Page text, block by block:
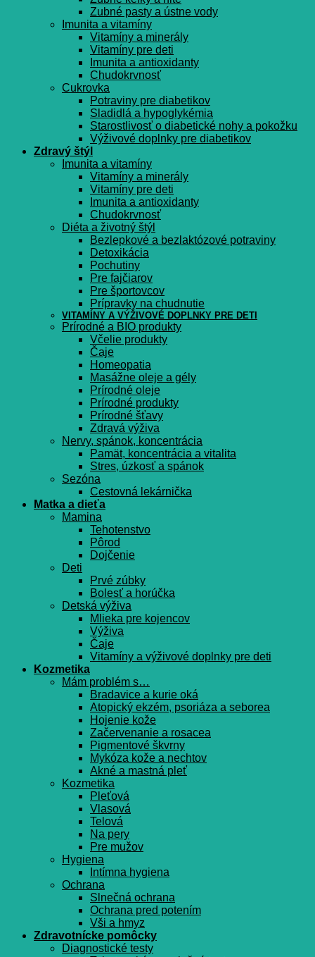
Zubné pasty a ústne vody
Imunita a vitamíny
Vitamíny a minerály
Vitamíny pre deti
Imunita a antioxidanty
Chudokrvnosť
Cukrovka
Potraviny pre diabetikov
Sladidlá a hypoglykémia
Starostlivosť o diabetické nohy a pokožku
Výživové doplnky pre diabetikov
Zdravý štýl
Imunita a vitamíny
Vitamíny a minerály
Vitamíny pre deti
Imunita a antioxidanty
Chudokrvnosť
Diéta a životný štýl
Bezlepkové a bezlaktózové potraviny
Detoxikácia
Pochutiny
Pre fajčiarov
Pre športovcov
Prípravky na chudnutie
VITAMÍNY A VÝŽIVOVÉ DOPLNKY PRE DETI
Prírodné a BIO produkty
Včelie produkty
Čaje
Homeopatia
Masážne oleje a gély
Prírodné oleje
Prírodné produkty
Prírodné šťavy
Zdravá výživa
Nervy, spánok, koncentrácia
Pamät, koncentrácia a vitalita
Stres, úzkosť a spánok
Sezóna
Cestovná lekárnička
Matka a dieťa
Mamina
Tehotenstvo
Pôrod
Dojčenie
Deti
Prvé zúbky
Bolesť a horúčka
Detská výživa
Mlieka pre kojencov
Výživa
Čaje
Vitamíny a výživové doplnky pre deti
Kozmetika
Mám problém s…
Bradavice a kurie oká
Atopický ekzém, psoriáza a seborea
Hojenie kože
Začervenanie a rosacea
Pigmentové škvrny
Mykóza kože a nechtov
Akné a mastná pleť
Kozmetika
Pleťová
Vlasová
Telová
Na pery
Pre mužov
Hygiena
Intímna hygiena
Ochrana
Slnečná ochrana
Ochrana pred potením
Vši a hmyz
Zdravotnícke pomôcky
Diagnostické testy